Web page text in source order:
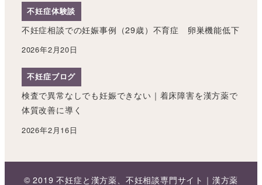
不妊症体験談
不妊症相談での妊娠事例（29歳）不育症 卵巣機能低下
2026年2月20日
不妊症ブログ
検査で異常なしでも妊娠できない｜着床障害を漢方薬で
体質改善に導く
2026年2月16日
© 2019 不妊症と漢方薬、不妊相談専門サイト｜漢方薬